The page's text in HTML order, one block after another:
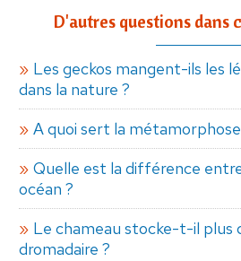
D'autres questions dans
Les geckos mangent-ils les
dans la nature ?
A quoi sert la
Quelle est la différence
océan ?
Le chameau stocke-t-il plus
dromadaire ?